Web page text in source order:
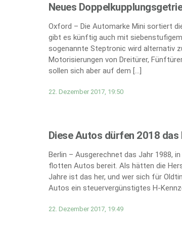
Neues
Oxford – Die Automarke Mini sortiert
gibt es künftig auch mit
sogenannte Steptronic wird alternativ
Motorisierungen von Dreitürer,
sollen sich aber auf dem […]
22. Dezember 2017, 19:50
Diese Autos dürfen 2018 das
Berlin – Ausgerechnet das Jahr 1988,
flotten Autos bereit. Als hätten die
Jahre ist das her, und wer sich für
Autos ein steuervergünstigtes H-
22. Dezember 2017, 19:49